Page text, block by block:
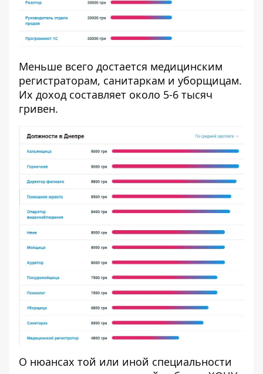
Меньше всего достается медицинским
регистраторам, санитаркам и уборщицам.
Их доход составляет около 5-6 тысяч
гривен.
О нюансах той или иной специальности